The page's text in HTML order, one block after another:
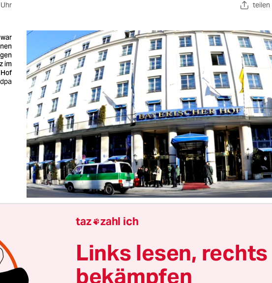
teilen
im
Ordnung zerfällt und ihre institutionellen
(Nato, EU, UNO, OSZE) reagieren zu zögerlich oder
zu schwach. Trifft diese Leitthese der diesjährigen
taz zahl ich
Links lesen, rechts
bekämpfen